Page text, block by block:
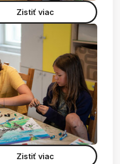
Zistiť viac
Zistiť viac